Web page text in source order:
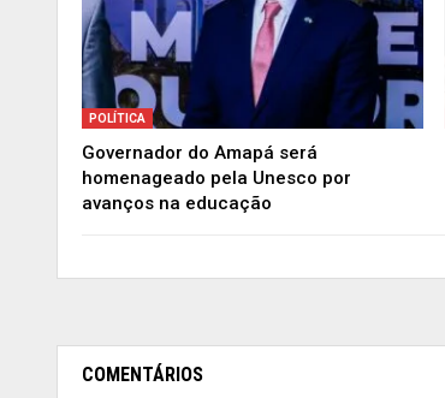
POLÍTICA
Governador do Amapá será
homenageado pela Unesco por
avanços na educação
COMENTÁRIOS